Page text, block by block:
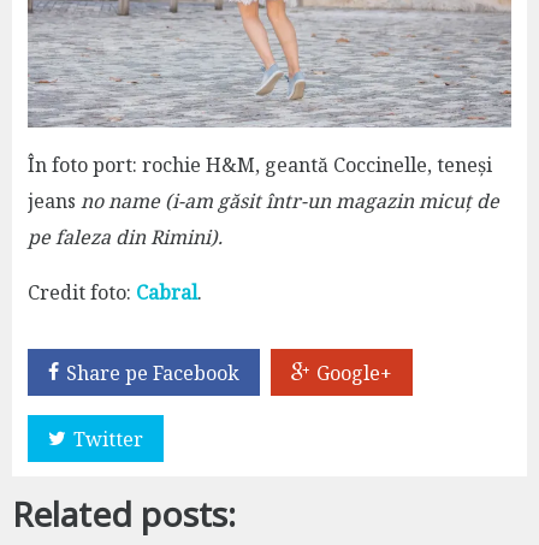
În foto port: rochie H&M, geantă Coccinelle, teneși
jeans no name (i-am găsit într-un magazin micuț de
pe faleza din Rimini).
Credit foto: Cabral.
Share pe Facebook Google+
Twitter
Related posts: